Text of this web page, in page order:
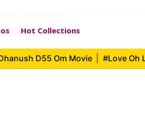
Hot Collections
D55 Om Movie #Love Oh